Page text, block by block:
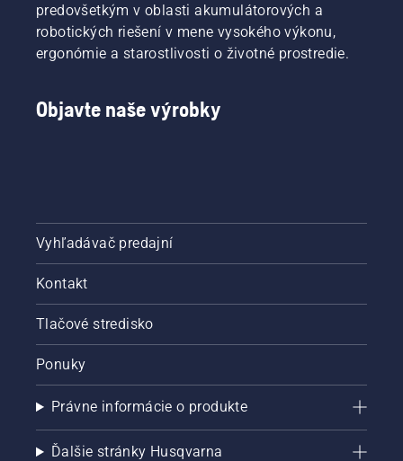
predovšetkým v oblasti akumulátorových a
robotických riešení v mene vysokého výkonu,
ergonómie a starostlivosti o životné prostredie.
Objavte naše výrobky
Vyhľadávač predajní
Kontakt
Tlačové stredisko
Ponuky
Právne informácie o produkte
Ďalšie stránky Husqvarna